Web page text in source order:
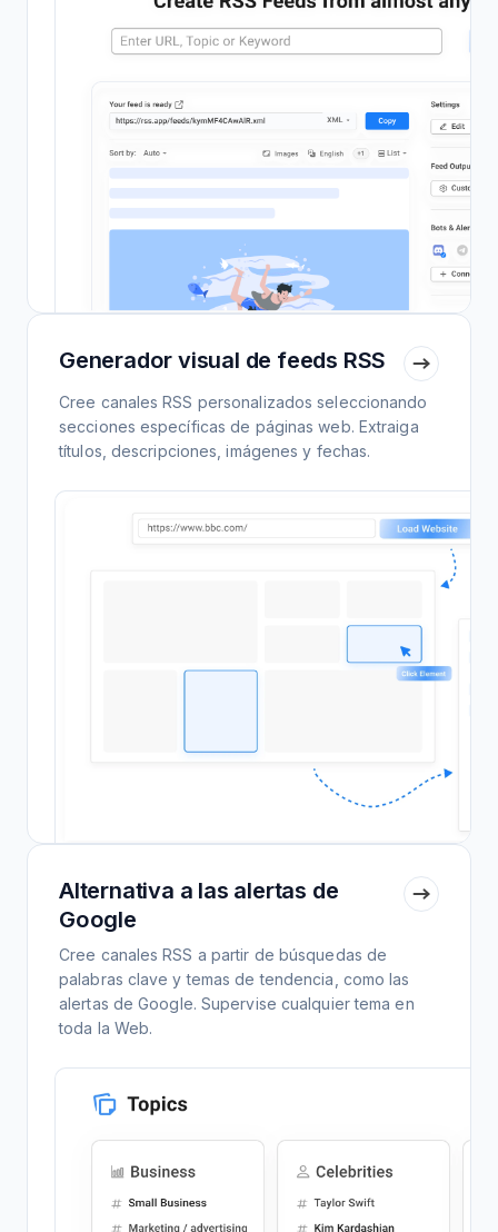
Generador visual de feeds RSS
Cree canales RSS personalizados seleccionando
secciones específicas de páginas web. Extraiga
títulos, descripciones, imágenes y fechas.
Alternativa a las alertas de
Google
Cree canales RSS a partir de búsquedas de
palabras clave y temas de tendencia, como las
alertas de Google. Supervise cualquier tema en
toda la Web.